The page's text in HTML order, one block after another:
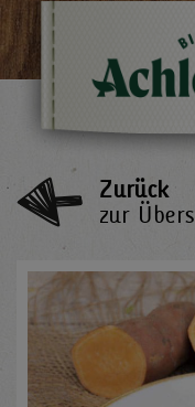
Zurück
zur